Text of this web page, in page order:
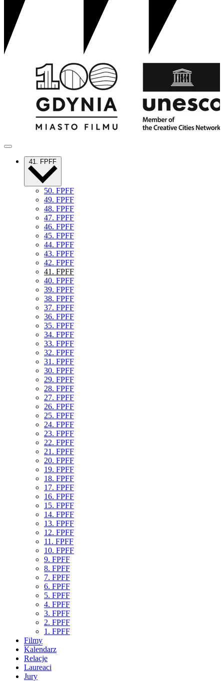
41. FPFF
50. FPFF
49. FPFF
48. FPFF
47. FPFF
46. FPFF
45. FPFF
44. FPFF
43. FPFF
42. FPFF
41. FPFF
40. FPFF
39. FPFF
38. FPFF
37. FPFF
36. FPFF
35. FPFF
34. FPFF
33. FPFF
32. FPFF
31. FPFF
30. FPFF
29. FPFF
28. FPFF
27. FPFF
26. FPFF
25. FPFF
24. FPFF
23. FPFF
22. FPFF
21. FPFF
20. FPFF
19. FPFF
18. FPFF
17. FPFF
16. FPFF
15. FPFF
14. FPFF
13. FPFF
12. FPFF
11. FPFF
10. FPFF
9. FPFF
8. FPFF
7. FPFF
6. FPFF
5. FPFF
4. FPFF
3. FPFF
2. FPFF
1. FPFF
Filmy
Kalendarz
Relacje
Laureaci
Jury